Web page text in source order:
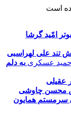
است
امّید گرشا
تند علی لهراسبی
به دلم
عقیلی
محسن چاوشی
سرمستم همایون